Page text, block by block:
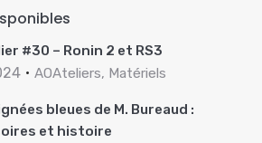
#30 – Ronin 2 et RS3
AOAteliers, Matériels
bleues de M. Bureaud :
et histoire